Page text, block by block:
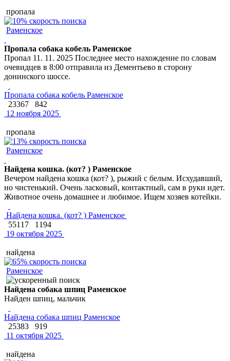
пропала
Раменское
Пропала собака кобель Раменское
Пропал 11. 11. 2025 Последнее место нахождение по словам
очевидцев в 8:00 отправила из Дементьево в сторону
донинского шоссе.
Пропала собака кобель Раменское
23367
842
12 ноября 2025
пропала
Раменское
Найдена кошка. (кот? ) Раменское
Вечером найдена кошка (кот? ), рыжий с белым. Исхудавший,
но чистенький. Очень ласковый, контактный, сам в руки идет.
Животное очень домашнее и любимое. Ищем хозяев котейки.
Найдена кошка. (кот? ) Раменское
55117
1194
19 октября 2025
найдена
Раменское
Найдена собака шпиц Раменское
Найден шпиц, мальчик
Найдена собака шпиц Раменское
25383
919
11 октября 2025
найдена